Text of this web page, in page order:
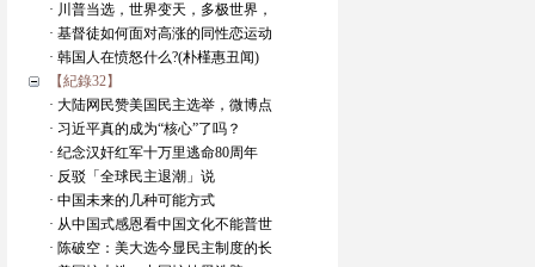
· 川普当选，世界变天，多极世界，
· 基督徒如何面对高涨的同性恋运动
· 韩国人在愤怒什么?(朴槿惠丑闻)
【紀錄32】
· 大陆网民赞美国民主选举，微博点
· 习近平真的成为“核心”了吗？
· 纪念汉奸红军十万里逃命80周年
· 反驳「全球民主退潮」说
· 中国未来的几种可能方式
· 从中国式感恩看中国文化不能普世
· 陈破空：美大选今显民主制度的长